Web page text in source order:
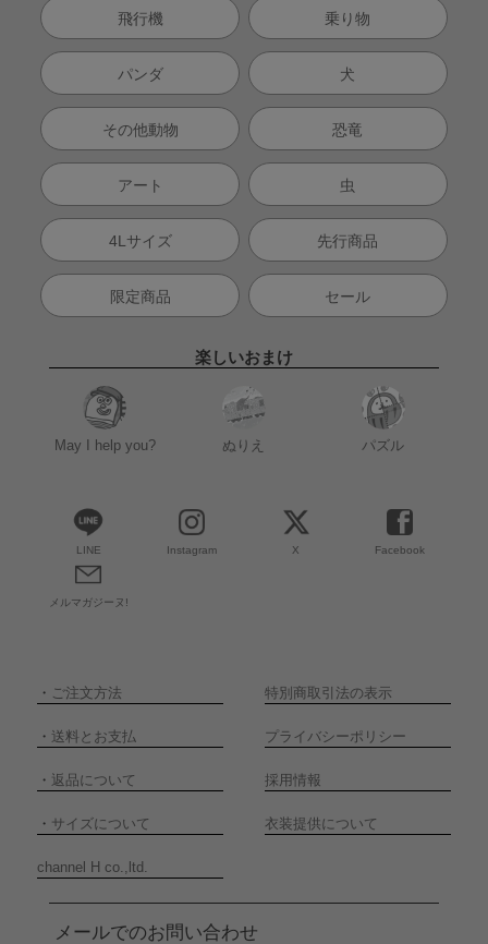
飛行機 乗り物
パンダ 犬
その他動物 恐竜
アート 虫
4Lサイズ 先行商品
限定商品 セール
楽しいおまけ
May I help you? ぬりえ パズル
LINE Instagram X Facebook
メルマガジーヌ!
・ ご注文方法 特別商取引法の表示
・ 送料とお支払 プライバシーポリシー
・ 返品について 採用情報
・ サイズについて 衣装提供について
channel H co.,ltd.
メールでのお問い合わせ